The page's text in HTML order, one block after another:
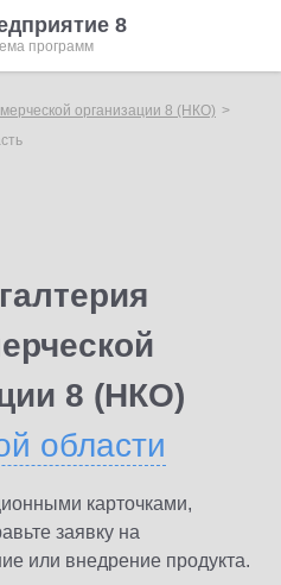
8
программ
организации 8 (НКО)
8 (НКО)
области
карточками,
заявку на
или внедрение продукта.